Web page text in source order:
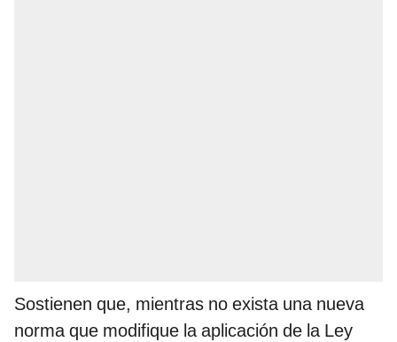
Sostienen que, mientras no exista una nueva
norma que modifique la aplicación de la Ley